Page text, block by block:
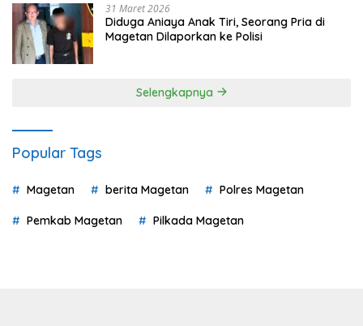
31 Maret 2026
Diduga Aniaya Anak Tiri, Seorang Pria di
Magetan Dilaporkan ke Polisi
Selengkapnya
Popular Tags
Magetan berita Magetan Polres Magetan
Pemkab Magetan Pilkada Magetan